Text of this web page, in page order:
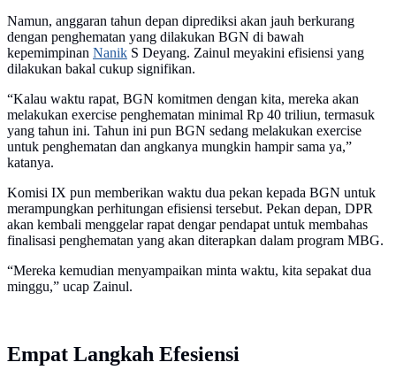
Namun, anggaran tahun depan diprediksi akan jauh berkurang
dengan penghematan yang dilakukan BGN di bawah
kepemimpinan Nanik S Deyang. Zainul meyakini efisiensi yang
dilakukan bakal cukup signifikan.
“Kalau waktu rapat, BGN komitmen dengan kita, mereka akan
melakukan exercise penghematan minimal Rp 40 triliun, termasuk
yang tahun ini. Tahun ini pun BGN sedang melakukan exercise
untuk penghematan dan angkanya mungkin hampir sama ya,”
katanya.
Komisi IX pun memberikan waktu dua pekan kepada BGN untuk
merampungkan perhitungan efisiensi tersebut. Pekan depan, DPR
akan kembali menggelar rapat dengar pendapat untuk membahas
finalisasi penghematan yang akan diterapkan dalam program MBG.
“Mereka kemudian menyampaikan minta waktu, kita sepakat dua
minggu,” ucap Zainul.
Empat Langkah Efesiensi